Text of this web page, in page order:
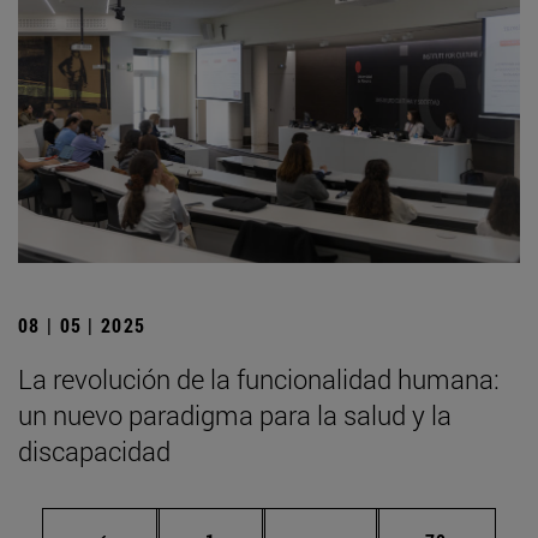
08 | 05 | 2025
La revolución de la funcionalidad humana:
un nuevo paradigma para la salud y la
discapacidad